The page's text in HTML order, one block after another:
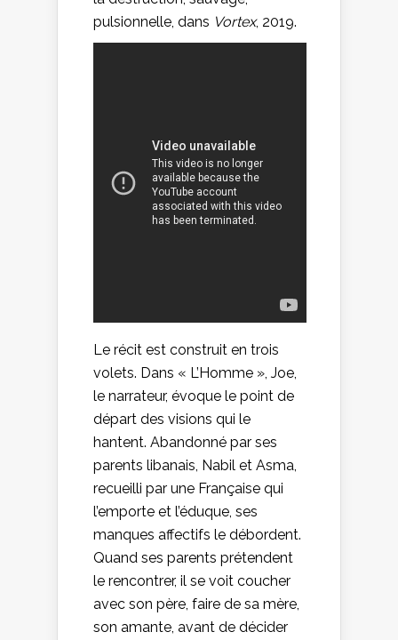
pulsionnelle, dans Vortex, 2019.
Le récit est construit en trois
volets. Dans « L’Homme », Joe,
le narrateur, évoque le point de
départ des visions qui le
hantent. Abandonné par ses
parents libanais, Nabil et Asma,
recueilli par une Française qui
l’emporte et l’éduque, ses
manques affectifs le débordent.
Quand ses parents prétendent
le rencontrer, il se voit coucher
avec son père, faire de sa mère,
son amante, avant de décider